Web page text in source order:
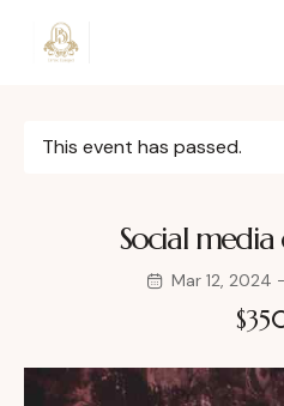
This event has passed.
Social
Mar 12, 2024 -